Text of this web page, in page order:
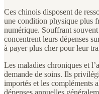
Ces chinois disposent de
une condition physique plus
numérique. Souffrant
concentrent leurs dépenses
à payer plus cher pour leur
Les maladies chroniques et
demande de soins. Ils
importés et les compléments
dépenses annuelles